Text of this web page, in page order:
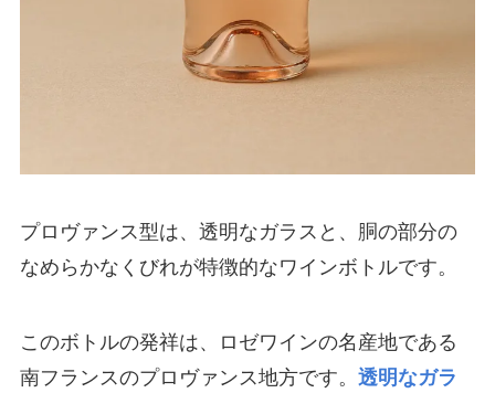
プロヴァンス型は、透明なガラスと、胴の部分の
なめらかなくびれが特徴的なワインボトルです。
このボトルの発祥は、ロゼワインの名産地である
南フランスのプロヴァンス地方です。 透明なガラ